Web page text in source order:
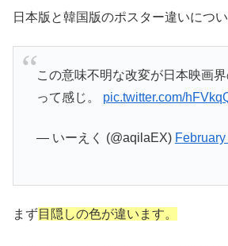
日本版と韓国版のポスター違いについ
この意味不明な改変が日本映画
って感じ。 pic.twitter.com/
— いーえく (@aqilaEX)
まず目隠しの色が違います。